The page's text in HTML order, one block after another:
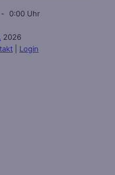
-
0:00
2026
Login